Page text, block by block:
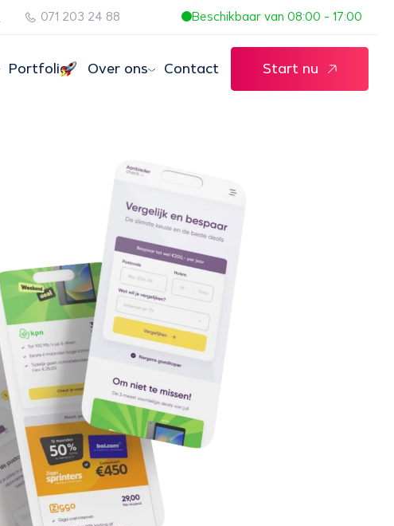
071 203 24 88 Beschikbaar van 08:00 - 17:00
Portfolio Over ons Contact Start nu